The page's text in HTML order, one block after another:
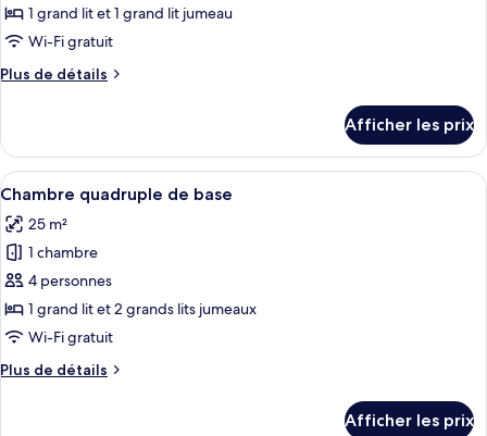
ce
type
chambre :
de
base
1 grand lit et 1 grand lit jumeau
Wi-Fi gratuit
Plus de détails
Plus
Chambre
triple
de
Afficher les prix
Afficher
toutes
les
photos
pour
ce
type
chambre :
Chambre quadruple de base |
8
Chambre quadruple de base
25 m²
1 chambre
4 personnes
1 grand lit et 2 grands lits jumeaux
Wi-Fi gratuit
Plus de détails
Plus
Afficher les prix